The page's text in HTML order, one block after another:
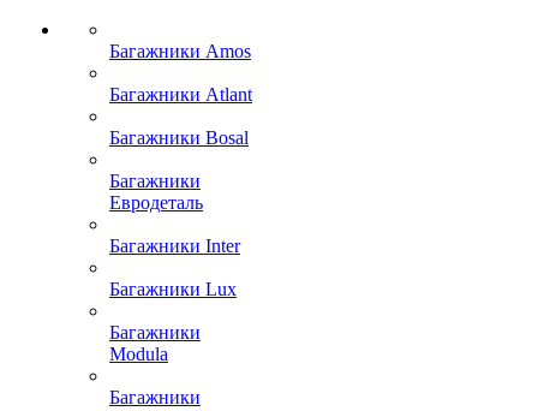
Багажники Amos
Багажники Atlant
Багажники Bosal
Багажники
Евродеталь
Багажники Inter
Багажники Lux
Багажники
Modula
Багажники